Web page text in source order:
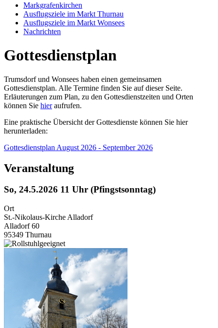
Markgrafenkirchen
Ausflugsziele im Markt Thurnau
Ausflugsziele im Markt Wonsees
Nachrichten
Gottesdienstplan
Trumsdorf und Wonsees haben einen gemeinsamen
Gottesdienstplan. Alle Termine finden Sie auf dieser Seite.
Erläuterungen zum Plan, zu den Gottesdienstzeiten und Orten
können Sie hieraufrufen.
Eine praktische Übersicht der Gottesdienste können Sie hier
herunterladen:
Gottesdienstplan August 2026 - September 2026
Veranstaltung
So, 24.5.2026 11 Uhr (Pfingstsonntag)
Ort
St.-Nikolaus-Kirche Alladorf
Alladorf 60
95349 Thurnau